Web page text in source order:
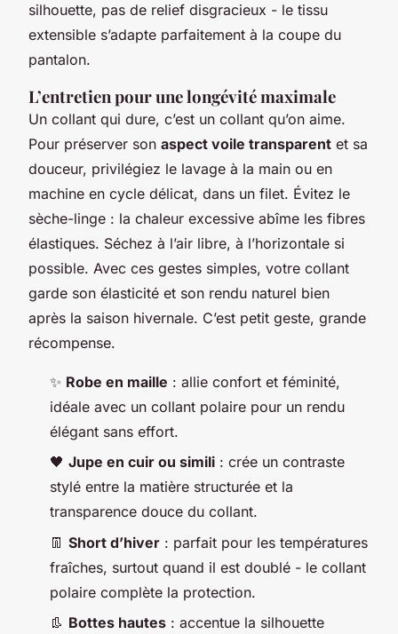
silhouette, pas de relief disgracieux - le tissu
extensible s’adapte parfaitement à la coupe du
pantalon.
L’entretien pour une longévité maximale
Un collant qui dure, c’est un collant qu’on aime.
Pour préserver son aspect voile transparent et sa
douceur, privilégiez le lavage à la main ou en
machine en cycle délicat, dans un filet. Évitez le
sèche-linge : la chaleur excessive abîme les fibres
élastiques. Séchez à l’air libre, à l’horizontale si
possible. Avec ces gestes simples, votre collant
garde son élasticité et son rendu naturel bien
après la saison hivernale. C’est petit geste, grande
récompense.
✨ Robe en maille : allie confort et féminité,
idéale avec un collant polaire pour un rendu
élégant sans effort.
🖤 Jupe en cuir ou simili : crée un contraste
stylé entre la matière structurée et la
transparence douce du collant.
👖 Short d’hiver : parfait pour les températures
fraîches, surtout quand il est doublé - le collant
polaire complète la protection.
👢 Bottes hautes : accentue la silhouette